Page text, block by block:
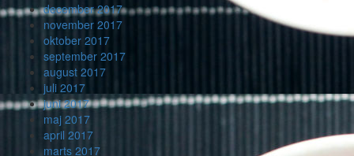
december 2017
november 2017
oktober 2017
september 2017
august 2017
juli 2017
juni 2017
maj 2017
april 2017
marts 2017